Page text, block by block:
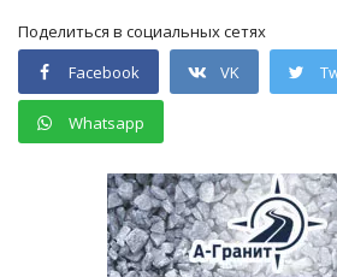
Поделиться в социальных сетях
Facebook
VK
Whatsapp